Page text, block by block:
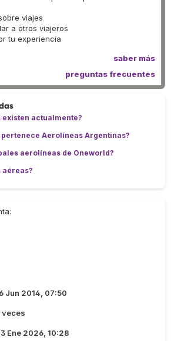
viajes
a otros viajeros
tu experiencia
saber más
preguntas frecuentes
existen actualmente?
Aerolíneas Argentinas?
aerolíneas de Oneworld?
aéreas?
Jun 2014, 07:50
veces
Ene 2026, 10:28